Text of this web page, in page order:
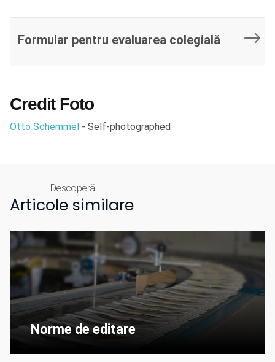
Istorice
Formular pentru evaluarea colegială
Credit Foto
Otto Schemmel - Self-photographed
Descoperă
Articole similare
Norme de editare